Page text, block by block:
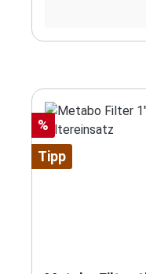
Rabatt
%
Tipp